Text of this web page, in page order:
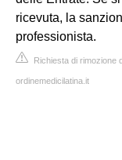
ricevuta, la
professionista.
Richiesta di rimozione
ordinemedicilatina.it